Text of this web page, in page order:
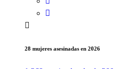
28 mujeres asesinadas en 2026